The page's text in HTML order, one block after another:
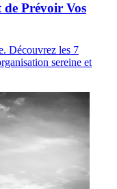
de Prévoir Vos
Découvrez les 7
sereine et